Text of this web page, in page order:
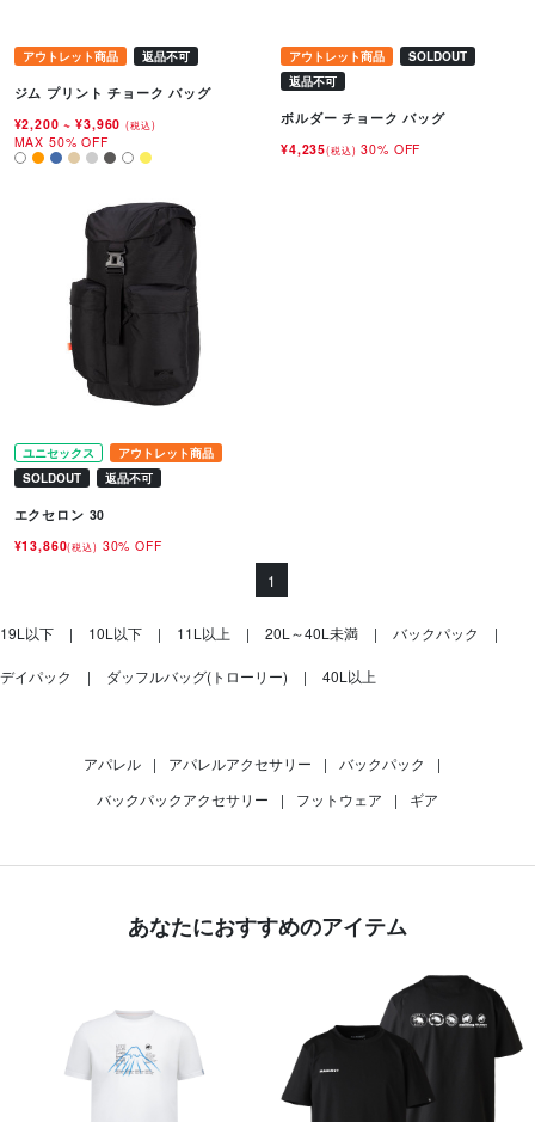
アウトレット商品 返品不可
ジム プリント チョーク バッグ
¥2,200~ ¥3,960(税込)
MAX 50% OFF
アウトレット商品
SOLDOUT
返品不可
ボルダー チョーク バッグ
¥4,235(税込) 30% OFF
ユニセックス
アウトレット商品
SOLDOUT
返品不可
エクセロン 30
¥13,860(税込) 30% OFF
1
19L以下 10L以下 11L以上 20L～40L未満 バックパック
デイパック ダッフルバッグ(トローリー) 40L以上
アパレル | アパレルアクセサリー | バックパック
|
バックパックアクセサリー
| フットウェア | ギア
あなたにおすすめのアイテム